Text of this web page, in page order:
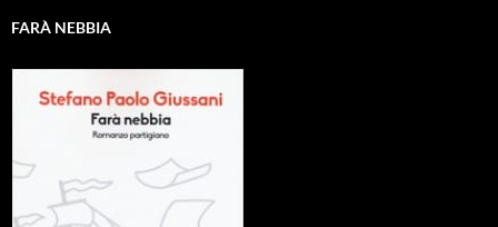
FARÀ NEBBIA